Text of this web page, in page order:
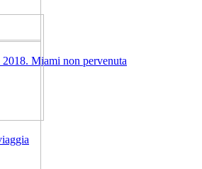
Miami non pervenuta